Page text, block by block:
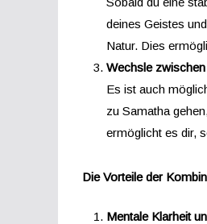
deines Geistes
Natur. Dies
Wechsle
Es ist auch
zu Samatha
ermöglicht es dir,
Die Vorteile der
Mentale Klarheit